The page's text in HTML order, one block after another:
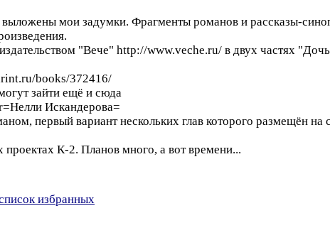
выложены мои задумки. Фрагменты романов и рассказы-
"Вече" http://www.veche.ru/ в двух частях
books/372416/
зайти ещё и сюда
Искандерова=
первый вариант нескольких глав которого размещён на
проектах К-2. Планов много, а вот времени...
избранных